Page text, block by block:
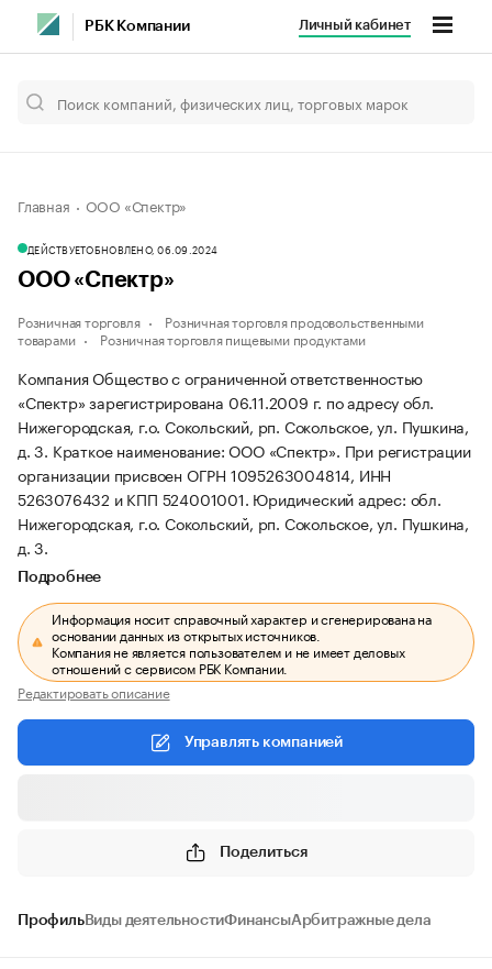
РБК Компании Личный кабинет
Главная ООО «Спектр»
ДЕЙСТВУЕТОБНОВЛЕНО, 06.09.2024
ООО «Спектр»
Розничная торговля
Розничная торговля продовольственными
товарами
Розничная торговля пищевыми продуктами
Компания Общество с ограниченной ответственностью
«Спектр» зарегистрирована 06.11.2009 г. по адресу обл.
Нижегородская, г.о. Сокольский, рп. Сокольское, ул. Пушкина,
д. 3. Краткое наименование: ООО «Спектр». При регистрации
организации присвоен ОГРН 1095263004814, ИНН
5263076432 и КПП 524001001. Юридический адрес: обл.
Нижегородская, г.о. Сокольский, рп. Сокольское, ул. Пушкина,
д. 3.
Подробнее
Информация носит справочный характер и сгенерирована на
основании данных из открытых источников.
Компания не является пользователем и не имеет деловых
отношений с сервисом РБК Компании.
Редактировать описание
Управлять компанией
Поделиться
ПрофильВиды деятельностиФинансыАрбитражные дела